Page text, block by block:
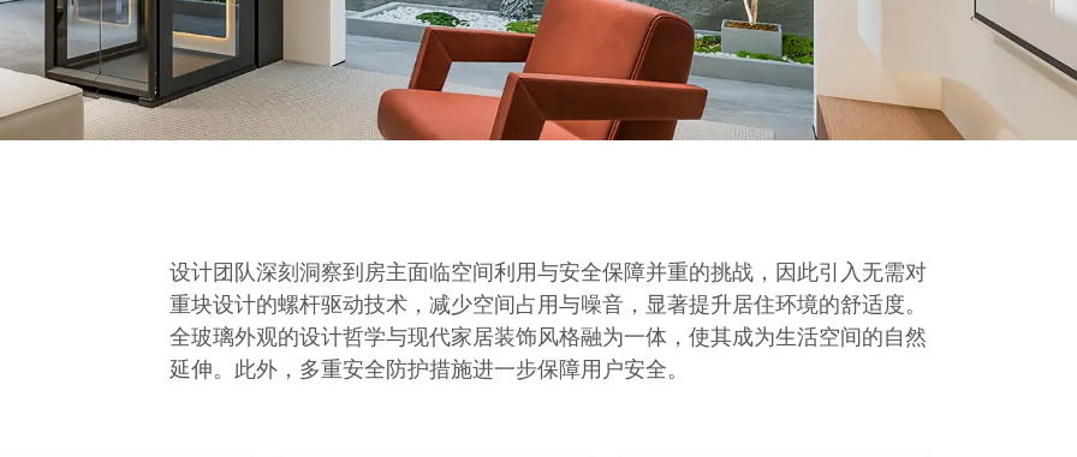
设计团队深刻洞察到房主面临空间利用与安全保障并重的挑战，因此引入无需对
重块设计的螺杆驱动技术，减少空间占用与噪音，显著提升居住环境的舒适度。
全玻璃外观的设计哲学与现代家居装饰风格融为一体，使其成为生活空间的自然
延伸。此外，多重安全防护措施进一步保障用户安全。